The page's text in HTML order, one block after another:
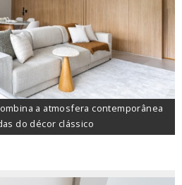
a atmosfera contemporânea
do décor clássico